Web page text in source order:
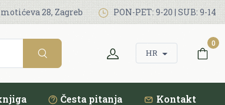
28, Zagreb PON-PET: 9-20 | SUB: 9-14
HR
0
Česta pitanja Kontakt